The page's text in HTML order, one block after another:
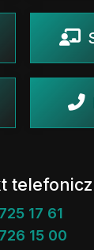
17 61
15 00